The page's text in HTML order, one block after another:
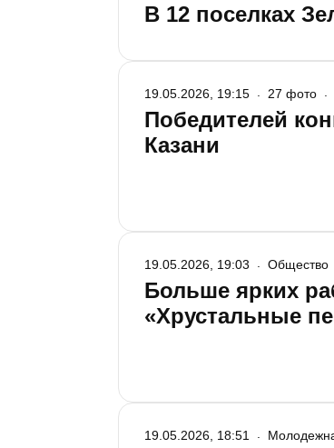
В 12 поселках
Победителей
Казани
19.05.2026, 19:15 27 фото
Больше ярких
«Хрустальные
19.05.2026, 19:03 Общество
19.05.2026, 18:51